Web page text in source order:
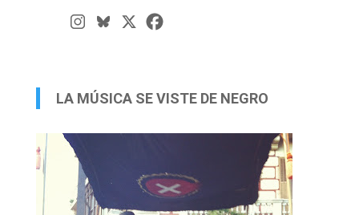
LA MÚSICA SE VISTE DE NEGRO